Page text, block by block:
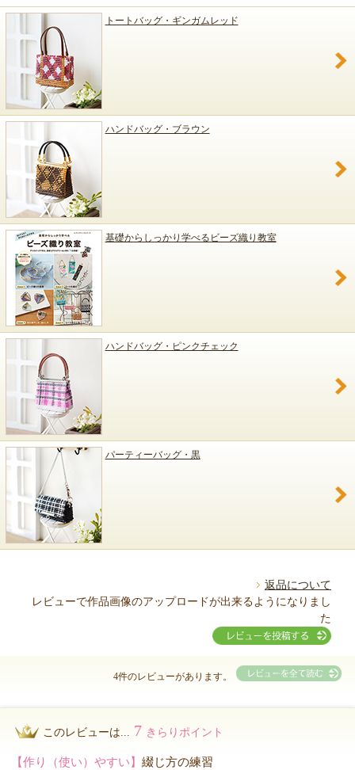
トートバッグ・ギンガムレッド
ハンドバッグ・ブラウン
基礎からしっかり学べるビーズ織り教室
ハンドバッグ・ピンクチェック
パーティーバッグ・黒
返品について
レビューで作品画像のアップロードが出来るようになりまし
た
4件のレビューがあります。
このレビューは... 7 きらりポイント
【作り（使い）やすい】 綴じ方の練習